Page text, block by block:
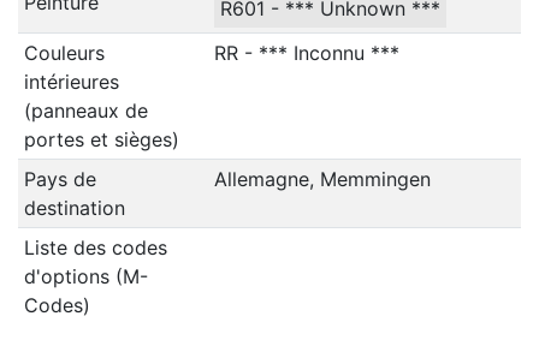
R601 - *** Unknown ***
Couleurs
intérieures
(panneaux de
portes et sièges)
RR - *** Inconnu ***
Pays de
destination
Allemagne, Memmingen
Liste des codes
d'options (M-
Codes)